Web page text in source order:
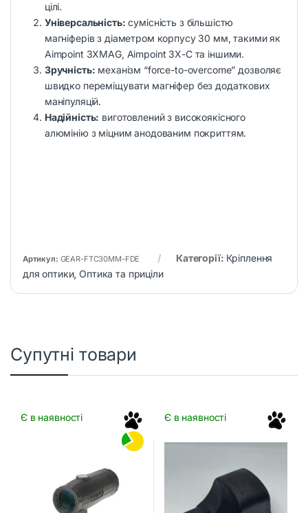
цілі.
Універсальність: сумісність з більшістю
магніферів з діаметром корпусу 30 мм, такими як
Aimpoint 3XMAG, Aimpoint 3X-C та іншими.
Зручність: механізм “force-to-overcome” дозволяє
швидко переміщувати магніфер без додаткових
маніпуляцій.
Надійність: виготовлений з високоякісного
алюмінію з міцним анодованим покриттям.
Артикул: GEAR-FTC30MM-FDE Категорії: Кріплення
для оптики,Оптика та приціли
Супутні товари
Є в наявності Є в наявності